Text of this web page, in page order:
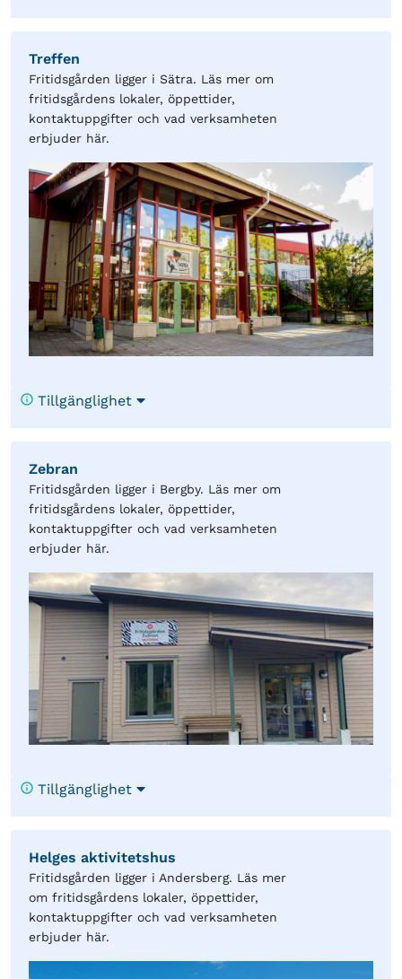
Treffen
Fritidsgården ligger i Sätra. Läs mer om
fritidsgårdens lokaler, öppettider,
kontaktuppgifter och vad verksamheten
erbjuder här.
Tillgänglighet
Zebran
Fritidsgården ligger i Bergby. Läs mer om
fritidsgårdens lokaler, öppettider,
kontaktuppgifter och vad verksamheten
erbjuder här.
Tillgänglighet
Helges aktivitetshus
Fritidsgården ligger i Andersberg. Läs mer
om fritidsgårdens lokaler, öppettider,
kontaktuppgifter och vad verksamheten
erbjuder här.